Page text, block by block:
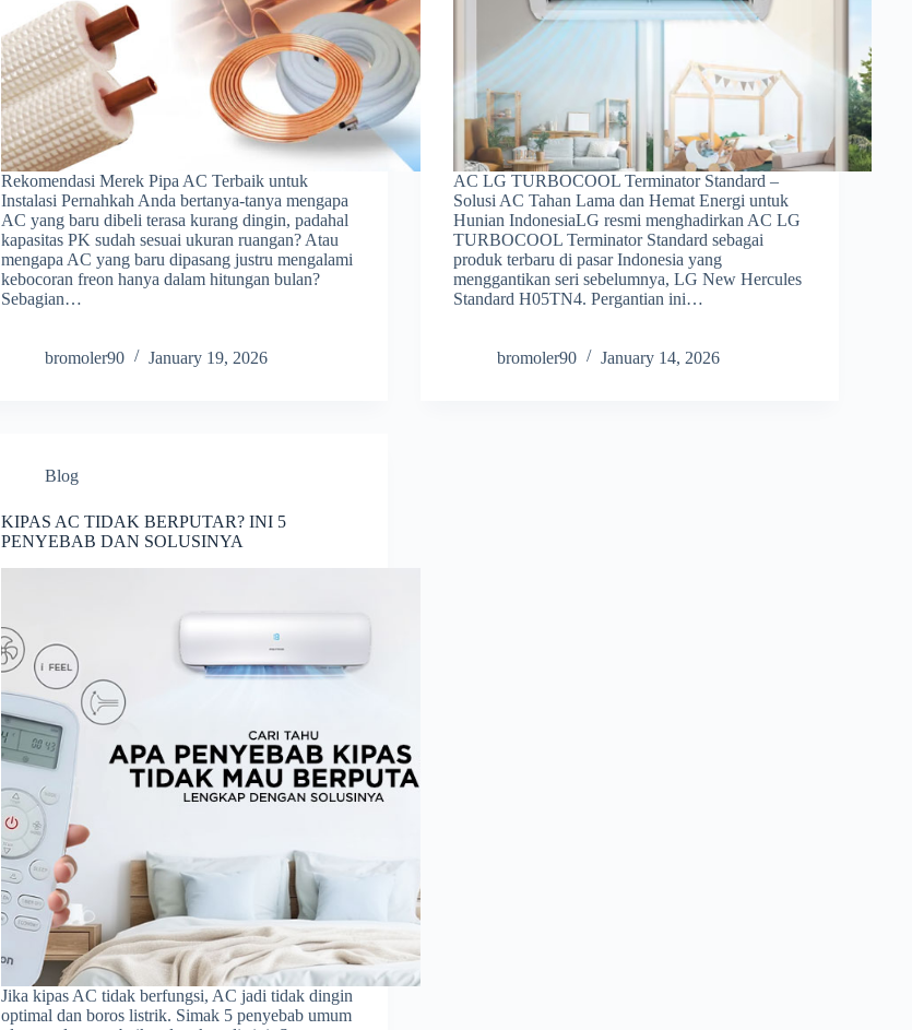
Rekomendasi Merek Pipa AC Terbaik untuk
Instalasi Pernahkah Anda bertanya-tanya mengapa
AC yang baru dibeli terasa kurang dingin, padahal
kapasitas PK sudah sesuai ukuran ruangan? Atau
mengapa AC yang baru dipasang justru mengalami
kebocoran freon hanya dalam hitungan bulan?
Sebagian…
bromoler90 January 19, 2026
AC LG TURBOCOOL Terminator Standard –
Solusi AC Tahan Lama dan Hemat Energi untuk
Hunian IndonesiaLG resmi menghadirkan AC LG
TURBOCOOL Terminator Standard sebagai
produk terbaru di pasar Indonesia yang
menggantikan seri sebelumnya, LG New Hercules
Standard H05TN4. Pergantian ini…
bromoler90 January 14, 2026
Blog
KIPAS AC TIDAK BERPUTAR? INI 5
PENYEBAB DAN SOLUSINYA
Jika kipas AC tidak berfungsi, AC jadi tidak dingin
optimal dan boros listrik. Simak 5 penyebab umum